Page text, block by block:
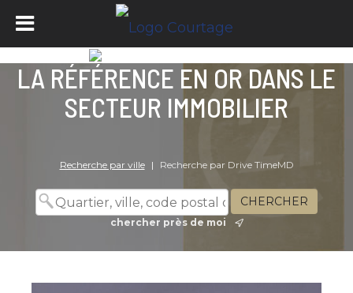
LA RÉFÉRENCE EN OR DANS LE
SECTEUR IMMOBILIER
Recherche par ville | Recherche par Drive TimeMD
chercher près de moi